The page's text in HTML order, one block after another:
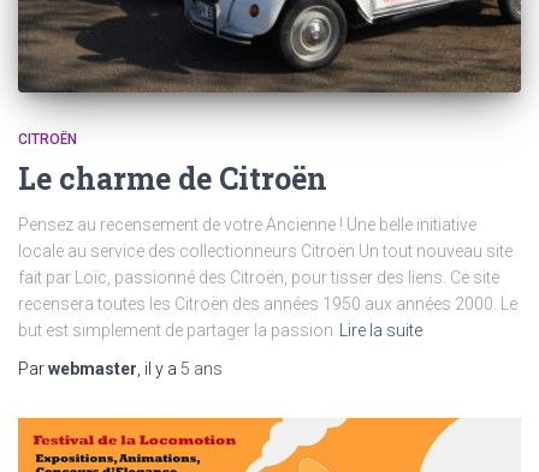
CITROËN
Le charme de Citroën
Pensez au recensement de votre Ancienne ! Une belle initiative
locale au service des collectionneurs Citroën Un tout nouveau site
fait par Loïc, passionné des Citroën, pour tisser des liens. Ce site
recensera toutes les Citroën des années 1950 aux années 2000. Le
but est simplement de partager la passion
Lire la suite
Parwebmaster , il y a 5 ans